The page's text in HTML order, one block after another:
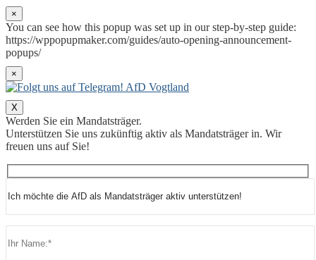
×
You can see how this popup was set up in our step-by-step guide:
https://wppopupmaker.com/guides/auto-opening-announcement-
popups/
×
X
Werden Sie ein Mandatsträger.
Unterstützen Sie uns zukünftig aktiv als Mandatsträger in. Wir
freuen uns auf Sie!